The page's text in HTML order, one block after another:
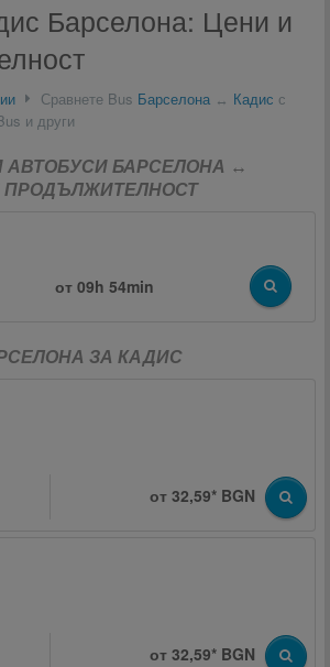
Барселона: Цени и
Сравнете Bus Барселона ↔ Кадис с
и други
БАРСЕЛОНА ↔
ПРОДЪЛЖИТЕЛНОСТ
от09h 54min
ЗА КАДИС
от 32,59* BGN
от 32,59* BGN